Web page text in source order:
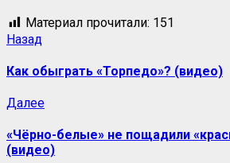
Материал прочитали: 151
Назад
Как обыграть «Торпедо»? (видео)
Далее
«Чёрно-белые» не пощадили
(видео)